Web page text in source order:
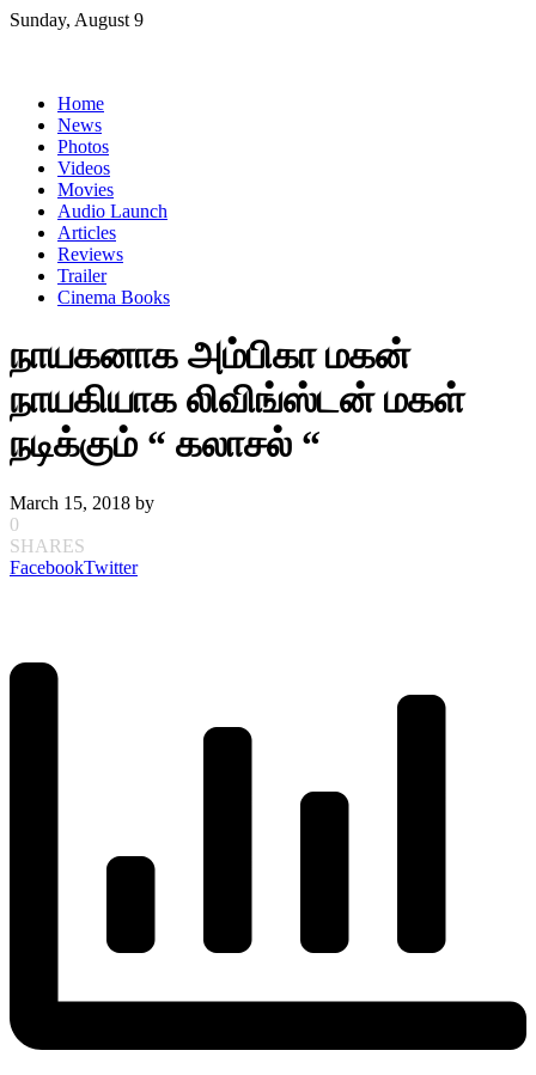
Skip
Sunday, August 9
Home
News
Photos
Videos
Movies
Audio Launch
Articles
Reviews
Trailer
Cinema Books
நாயகனாக அம்பிகா மகன்
நாயகியாக லிவிங்ஸ்டன் மகள்
நடிக்கும் “ கலாசல் “
March 15, 2018 by
0
SHARES
FacebookTwitter